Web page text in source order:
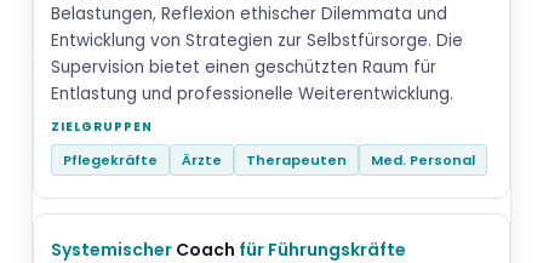
Belastungen, Reflexion ethischer Dilemmata und
Entwicklung von Strategien zur Selbstfürsorge. Die
Supervision bietet einen geschützten Raum für
Entlastung und professionelle Weiterentwicklung.
Pflegekräfte Ärzte Therapeuten Med. Personal
Systemischer Coach für Führungskräfte